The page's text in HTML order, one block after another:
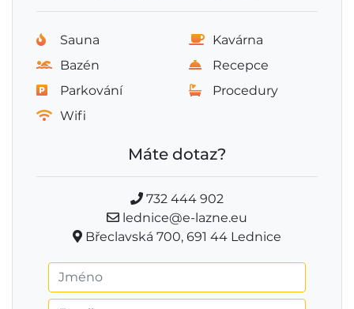
Sauna
Kavárna
Bazén
Recepce
Parkování
Procedury
Wifi
Máte dotaz?
732 444 902
lednice@e-lazne.eu
Břeclavská 700, 691 44 Lednice